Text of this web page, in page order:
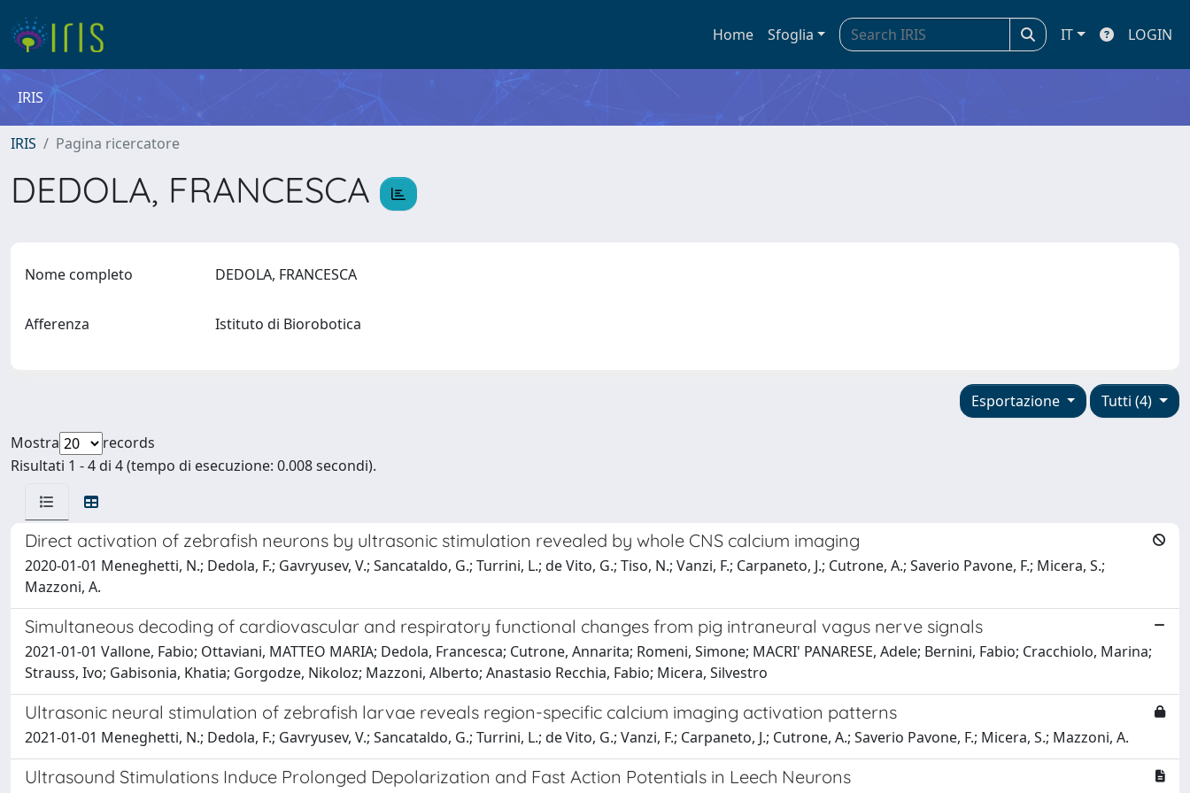
Home Sfoglia IT LOGIN
IRIS
IRIS Pagina ricercatore
DEDOLA, FRANCESCA
Nome completo DEDOLA, FRANCESCA
Afferenza Istituto di Biorobotica
Tutti (4)
Esportazione
Mostra
records
Risultati 1 - 4 di 4 (tempo di esecuzione: 0.008 secondi).
Direct activation of zebrafish neurons by ultrasonic stimulation revealed by whole CNS calcium imaging
2020-01-01 Meneghetti, N.; Dedola, F.; Gavryusev, V.; Sancataldo, G.; Turrini, L.; de Vito, G.; Tiso, N.; Vanzi, F.; Carpaneto, J.; Cutrone, A.; Saverio Pavone, F.; Micera, S.;
Mazzoni, A.
Simultaneous decoding of cardiovascular and respiratory functional changes from pig intraneural vagus nerve signals
2021-01-01 Vallone, Fabio; Ottaviani, MATTEO MARIA; Dedola, Francesca; Cutrone, Annarita; Romeni, Simone; MACRI' PANARESE, Adele; Bernini, Fabio; Cracchiolo, Marina;
Strauss, Ivo; Gabisonia, Khatia; Gorgodze, Nikoloz; Mazzoni, Alberto; Anastasio Recchia, Fabio; Micera, Silvestro
Ultrasonic neural stimulation of zebrafish larvae reveals region-specific calcium imaging activation patterns
2021-01-01 Meneghetti, N.; Dedola, F.; Gavryusev, V.; Sancataldo, G.; Turrini, L.; de Vito, G.; Vanzi, F.; Carpaneto, J.; Cutrone, A.; Saverio Pavone, F.; Micera, S.; Mazzoni, A.
Ultrasound Stimulations Induce Prolonged Depolarization and Fast Action Potentials in Leech Neurons